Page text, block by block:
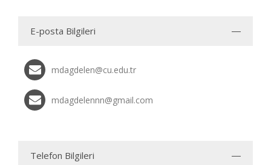
E-posta Bilgileri
mdagdelen@cu.edu.tr
mdagdelennn@gmail.com
Telefon Bilgileri